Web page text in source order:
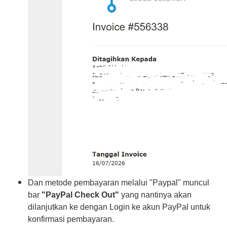
Dan metode pembayaran melalui "Paypal" muncul
bar " PayPal Check Out" yang nantinya akan
dilanjutkan ke dengan Login ke akun PayPal untuk
konfirmasi pembayaran.